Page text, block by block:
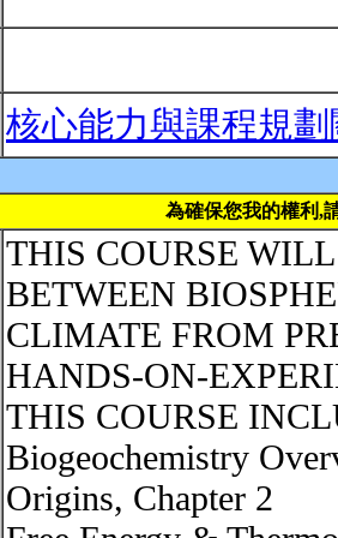
核心能力與課程規
為確保您我的權利,
THIS COURSE
BETWEEN
CLIMATE FROM
HANDS-ON-
THIS COURSE
Biogeochemistry
Origins, Chapter 2